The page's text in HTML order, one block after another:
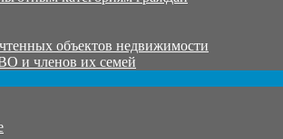
объектов недвижимости
и членов их семей